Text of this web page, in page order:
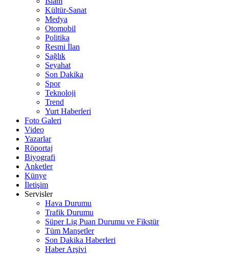
Kültür-Sanat
Medya
Otomobil
Politika
Resmi İlan
Sağlık
Seyahat
Son Dakika
Spor
Teknoloji
Trend
Yurt Haberleri
Foto Galeri
Video
Yazarlar
Röportaj
Biyografi
Anketler
Künye
İletişim
Servisler
Hava Durumu
Trafik Durumu
Süper Lig Puan Durumu ve Fikstür
Tüm Manşetler
Son Dakika Haberleri
Haber Arşivi